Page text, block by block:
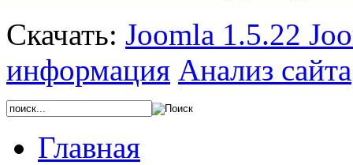
Скачать: Joomla 1.5.22
информация Анализ сайта
Главная